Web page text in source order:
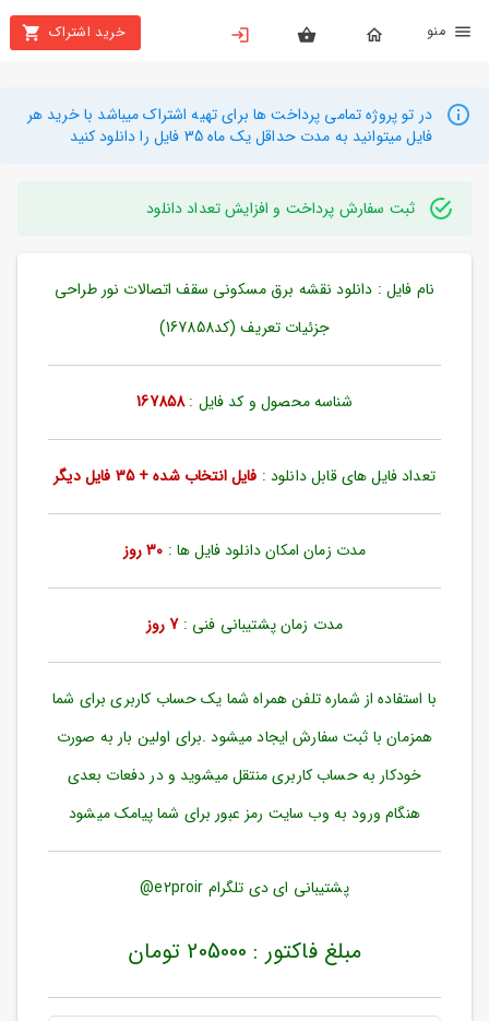
خرید اشتراک
بستن
محصولات
تهیه
راهنما
دانلود
ورود
به
بازیابی
رمز
مندی
ها
در تو پروژه تمامی پرداخت ها برای تهیه اشتراک میباشد با خرید هر
فایل میتوانید به مدت حداقل یک ماه 35 فایل را دانلود کنید
ثبت سفارش پرداخت و افزایش تعداد دانلود
نام فایل : دانلود نقشه برق مسکونی سقف اتصالات نور طراحی
جزئیات تعریف (کد167858)
شناسه محصول و کد فایل :167858
تعداد فایل های قابل دانلود : فایل انتخاب شده + 35 فایل دیگر
مدت زمان امکان دانلود فایل ها : 30 روز
مدت زمان پشتیبانی فنی :7 روز
با استفاده از شماره تلفن همراه شما یک حساب کاربری برای شما
همزمان با ثبت سفارش ایجاد میشود .برای اولین بار به صورت
خودکار به حساب کاربری منتقل میشوید و در دفعات بعدی
هنگام ورود به وب سایت رمز عبور برای شما پیامک میشود
پشتیبانی ای دی تلگرام e2proir@
مبلغ فاکتور : 205000 تومان